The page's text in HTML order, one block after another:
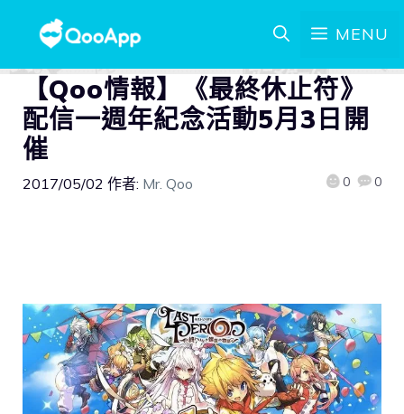
MENU
【Qoo情報】《最終休止符》
配信一週年紀念活動5月3日開
催
2017/05/02 作者: Mr. Qoo 0 0